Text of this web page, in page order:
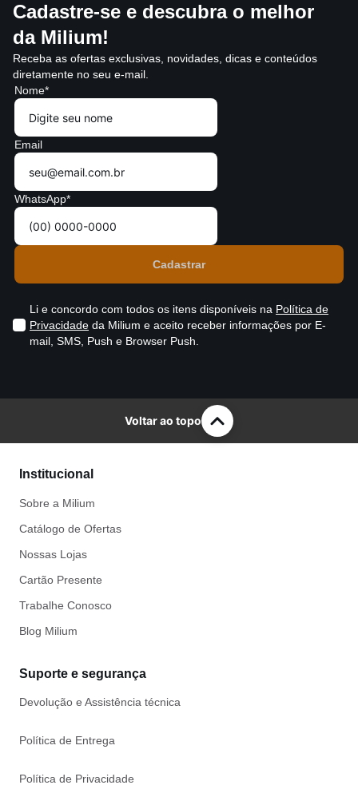
Cadastre-se e descubra o melhor
da Milium!
Receba as ofertas exclusivas, novidades, dicas e conteúdos
diretamente no seu e-mail.
Nome*
Email
WhatsApp*
Li e concordo com todos os itens disponíveis na Política de
Privacidade da Milium e aceito receber informações por E-
mail, SMS, Push e Browser Push.
Voltar ao topo
Institucional
Sobre a Milium
Catálogo de Ofertas
Nossas Lojas
Cartão Presente
Trabalhe Conosco
Blog Milium
Suporte e segurança
Devolução e Assistência técnica
Política de Entrega
Política de Privacidade